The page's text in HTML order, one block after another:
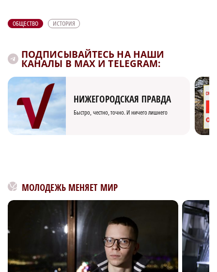
ОБЩЕСТВО ИСТОРИЯ
ПОДПИСЫВАЙТЕСЬ НА НАШИ
КАНАЛЫ В MAX И TELEGRAM:
НИЖЕГОРОДСКАЯ ПРАВДА
Быстро, честно, точно. И ничего лишнего
МОЛОДЕЖЬ МЕНЯЕТ МИР